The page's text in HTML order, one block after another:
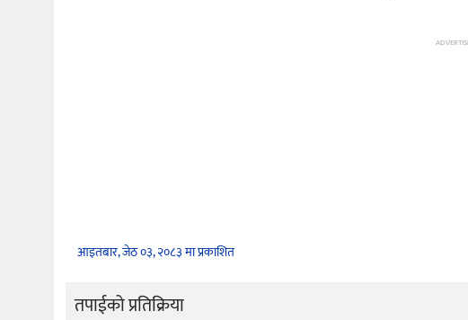
आइतबार, जेठ ०३, २०८३ मा प्रकाशित
तपाईको प्रतिक्रिया